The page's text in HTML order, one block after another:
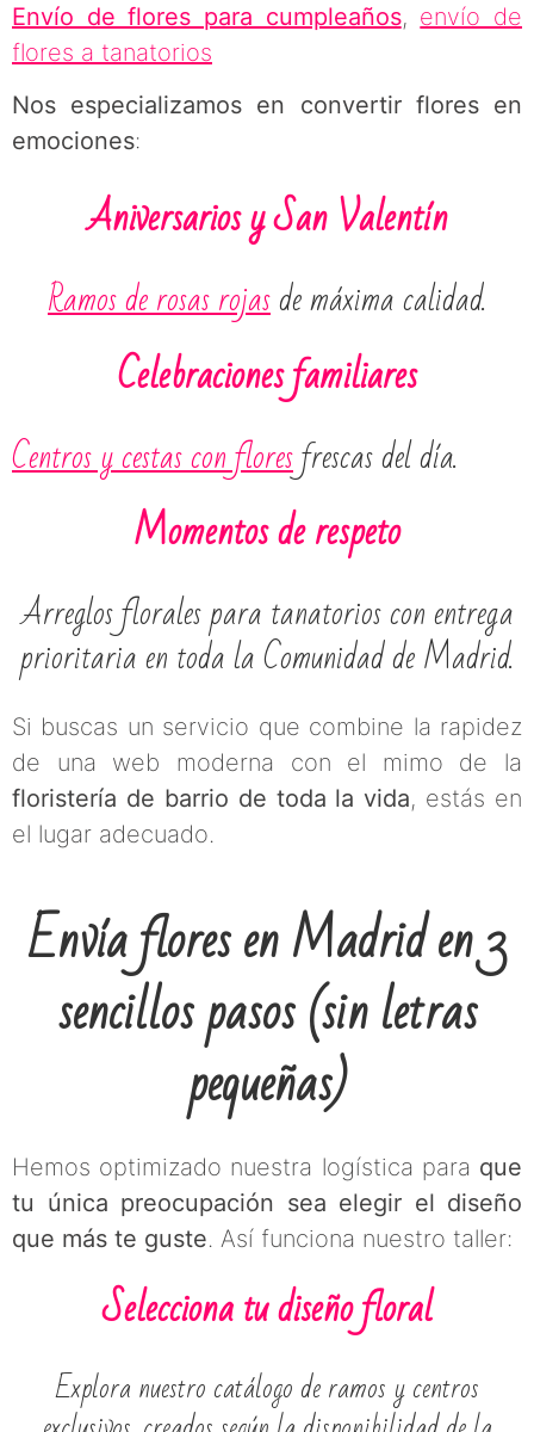
Envío de flores para cumpleaños, envío de
flores a tanatorios
Nos especializamos en convertir flores en
emociones:
Aniversarios y San Valentín
Ramos de rosas rojasde máxima calidad.
Celebraciones familiares
Centros y cestas con floresfrescas del día.
Momentos de respeto
Arreglos florales para tanatorios con entrega
prioritaria en toda la Comunidad de Madrid.
Si buscas un servicio que combine la rapidez
de una web moderna con el mimo de la
floristería de barrio de toda la vida, estás en
el lugar adecuado.
Envía flores en Madrid en 3
sencillos pasos (sin letras
pequeñas)
Hemos optimizado nuestra logística para que
tu única preocupación sea elegir el diseño
que más te guste. Así funciona nuestro taller:
Selecciona tu diseño floral
Explora nuestro catálogo de ramos y centros